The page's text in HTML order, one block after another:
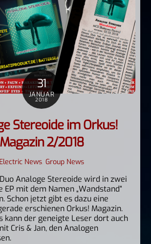
31
JANUAR
2018
Stereoide im Orkus!
Magazin 2/2018
Electric News Group News
Analoge Stereoide wird in zwei
EP mit dem Namen „Wandstand“
Schon jetzt gibt es dazu eine
erschienen Orkus! Magazin.
kann der geneigte Leser dort auch
Cris & Jan, den Analogen